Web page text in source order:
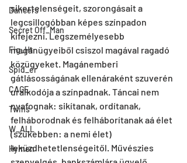
Dancers
Secret Off_Man
Fig_Ht
Spid_er
CAGE
Twins
W_ALL
Hymen
sikertelenségeit, szorongásait a
legcsillogóbban képes színpadon
kifejezni. Legszemélyesebb
magánügyeiből csiszol magával ragadó
közügyeket. Magánemberi
gátlásosságának ellenáraként szuverén
uralkodója a színpadnak. Táncai nem
nyafognak: sikítanak, ordítanak,
felháborodnak és felháborítanak aá élet
(szűkebben: a nemi élet)
leküzdhetetlenségeitől. Művészies